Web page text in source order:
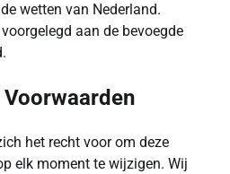
wetten van Nederland.
aan de bevoegde
het recht voor om deze
elk moment te wijzigen. Wij